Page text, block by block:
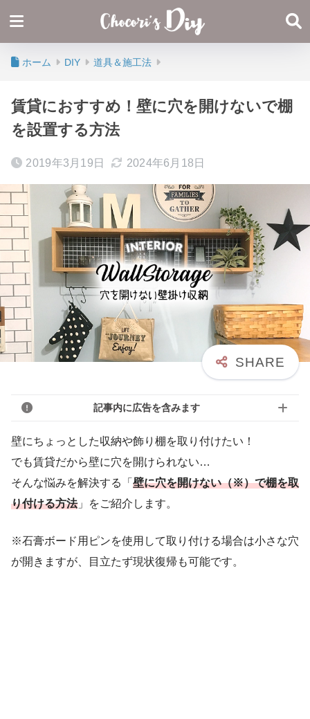
ホーム DIY 道具＆施工法
賃貸におすすめ！壁に穴を開けないで棚
を設置する方法
2019年3月19日 2024年6月18日
記事内に広告を含みます
壁にちょっとした収納や飾り棚を取り付けたい！
でも賃貸だから壁に穴を開けられない…
そんな悩みを解決する「 壁に穴を開けない（※）で棚を取
り付ける方法」をご紹介します。
※石膏ボード用ピンを使用して取り付ける場合は小さな穴
が開きますが、目立たず現状復帰も可能です。